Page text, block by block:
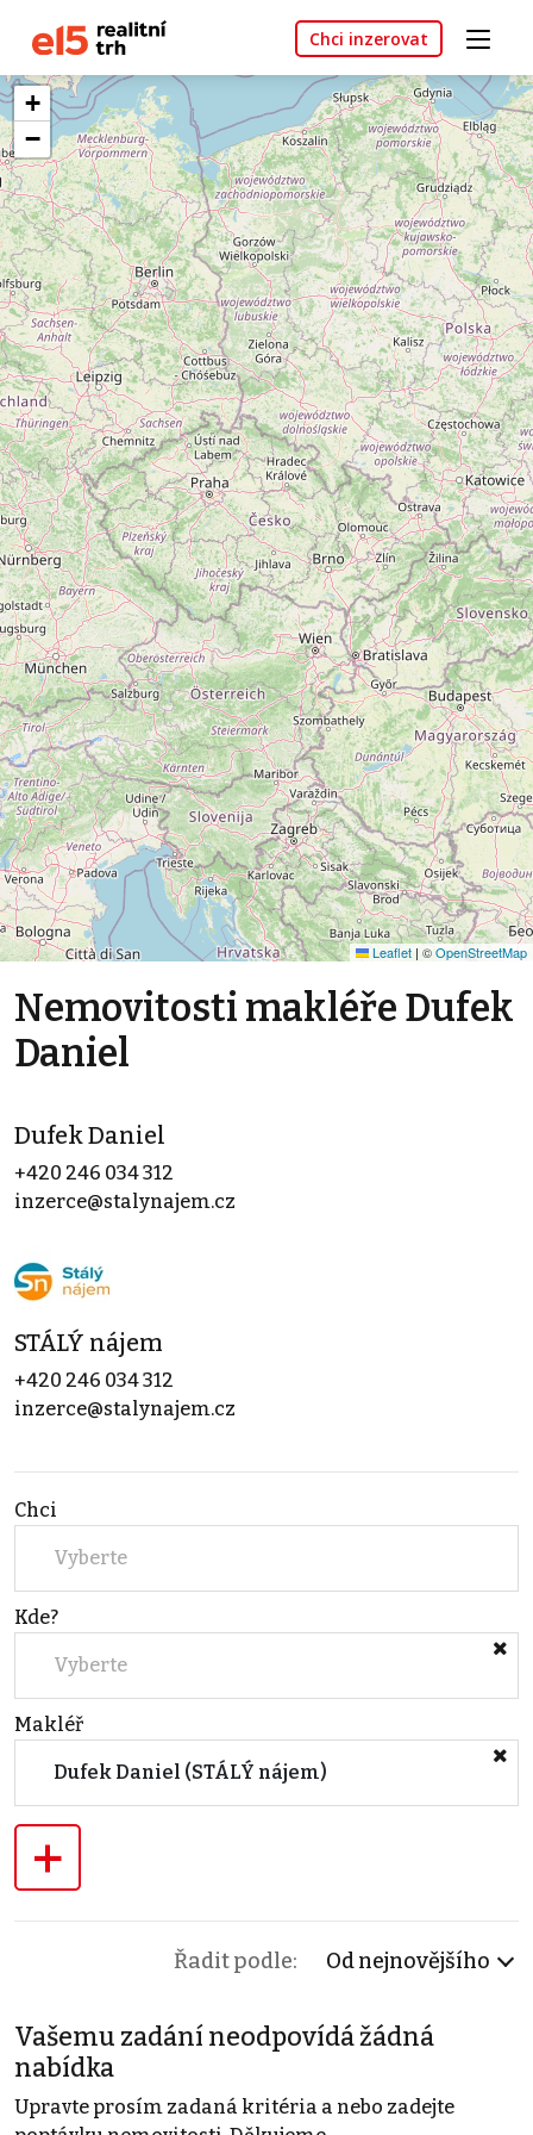
Chci inzerovat
+
−
Leaflet | ©OpenStreetMap
Nemovitosti makléře Dufek
Daniel
Dufek Daniel
+420 246 034 312
inzerce@stalynajem.cz
STÁLÝ nájem
+420 246 034 312
inzerce@stalynajem.cz
Chci
Vyberte
Kde?
Vyberte
Makléř
Dufek Daniel (STÁLÝ nájem)
+
Řadit podle: Od nejnovějšího
Vašemu zadání neodpovídá žádná
nabídka
Upravte prosím zadaná kritéria a nebo zadejte